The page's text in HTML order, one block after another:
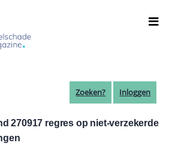
Zoeken? Inloggen
270917 regres op niet-verzekerde